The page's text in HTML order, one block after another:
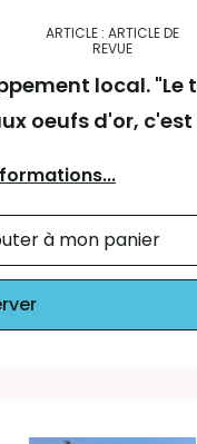
ARTICLE : ARTICLE DE
REVUE
local. "Le
oeufs d'or,
à mon panier